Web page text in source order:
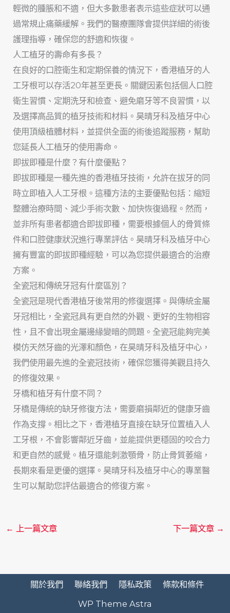
輕微的腫脹和不適，但大多數患者表示這些症狀可以通
過常規止痛藥緩解。我們的醫療團隊會提供詳細的術後
護理指導，確保您的舒適和恢復。
人工植牙的壽命有多長？
在良好的口腔衛生和定期保養的情況下，香港植牙的人
工牙根可以存活20年甚至更長。關鍵因素包括個人口腔
衛生習慣、定期洗牙和檢查、避免磨牙等不良習慣，以
及選擇高品質的植牙技術和材料。昊晴牙科及植牙中心
使用頂級植體材料，並提供全面的術後追蹤服務，幫助
您延長人工植牙的使用壽命。
即拔即種是什麼？有什麼優點？
即拔即種是一種先進的香港植牙技術，允許在拔牙的同
時立即植入人工牙根。這種方法的主要優點包括：縮短
整體治療時間、減少手術次數、加快恢復過程。然而，
並非所有患者都適合即拔即種，需要根據個人的骨質條
件和口腔健康狀況進行專業評估。昊晴牙科及植牙中心
擁有豐富的即拔即種經驗，可以為您提供最適合的治療
方案。
全瓷冠和傳統牙冠有什麼區別？
全瓷冠是現代香港植牙後常用的修復選擇。與傳統金屬
牙冠相比，全瓷冠具有更自然的外觀、更好的生物相容
性，且不會出現金屬邊緣變暗的問題。全瓷冠能夠完美
模仿天然牙齒的光澤和顏色，在昊晴牙科及植牙中心，
我們使用最先進的全瓷冠技術，確保您獲得美觀且持久
的修復效果。
牙橋和植牙有什麼不同？
牙橋是傳統的缺牙修復方法，需要磨損鄰近的健康牙齒
作為支撐。相比之下，香港植牙直接在缺牙位置植入人
工牙根，不會影響鄰近牙齒，並能提供更穩固的咬合力
和更自然的感覺。植牙還能刺激顎骨，防止骨質萎縮，
長期來看是更優的選擇。昊晴牙科及植牙中心的專業醫
生可以幫助您評估最適合的修復方案。
← 上一篇文章 下一篇文章 →
關於我們 聯絡我們 隱私政策
條款和條件
WP Theme Astra